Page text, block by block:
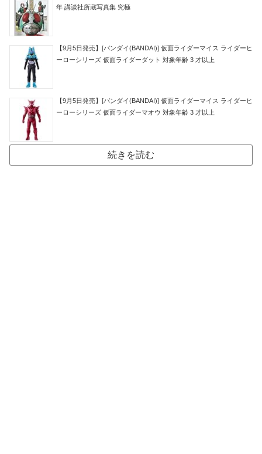
年 講談社所蔵写真集 究極
【9月5日発売】[バンダイ(BANDAI)] 仮面ライダーマイス ライダーヒ
ーローシリーズ 仮面ライダーダット 対象年齢 3 才以上
【9月5日発売】[バンダイ(BANDAI)] 仮面ライダーマイス ライダーヒ
ーローシリーズ 仮面ライダーマオウ 対象年齢 3 才以上
続きを読む